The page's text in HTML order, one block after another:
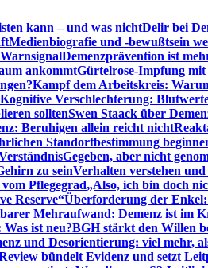
kann – und was nichtDelir bei
Medienbiografie und -bewußtsein
Demenzprävention ist
ankommtGürtelrose-Impfung mit
Kampf dem Arbeitskreis:
Kognitive Verschlechterung:
solltenSwen Staack über
Beruhigen allein reicht nicht
Standortbestimmung
Gegeben, aber nicht
zu seinVerhalten verstehen
Pflegegrad„Also, ich bin doch
Reserve“Überforderung der Enkel:
Mehraufwand: Demenz ist im
ist neu?BGH stärkt den Willen
und Desorientierung: viel mehr,
bündelt Evidenz und setzt